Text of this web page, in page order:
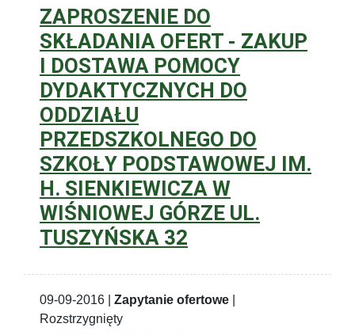
ZAPROSZENIE DO
SKŁADANIA OFERT - ZAKUP
I DOSTAWA POMOCY
DYDAKTYCZNYCH DO
ODDZIAŁU
PRZEDSZKOLNEGO DO
SZKOŁY PODSTAWOWEJ IM.
H. SIENKIEWICZA W
WIŚNIOWEJ GÓRZE UL.
TUSZYŃSKA 32
09-09-2016 | Zapytanie ofertowe
Rozstrzygnięty